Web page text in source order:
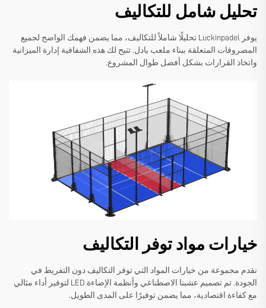
تحليل شامل للتكاليف
يوفر Luckinpadel تحليلًا شاملاً للتكاليف، مما يضمن فهمك الواضح لجميع
المصروفات المتعلقة ببناء ملعب بادل. تتيح لك هذه الشفافية إدارة الميزانية
واتخاذ القرارات بشكل أفضل طوال المشروع.
خيارات مواد توفر التكاليف
نقدم مجموعة من خيارات المواد التي توفر التكاليف دون التفريط في
الجودة. تم تصميم عشبنا الاصطناعي وأنظمة الإضاءة LED لتوفير أداء مثالي
مع كفاءة اقتصادية، مما يضمن توفيرًا على المدى الطويل.